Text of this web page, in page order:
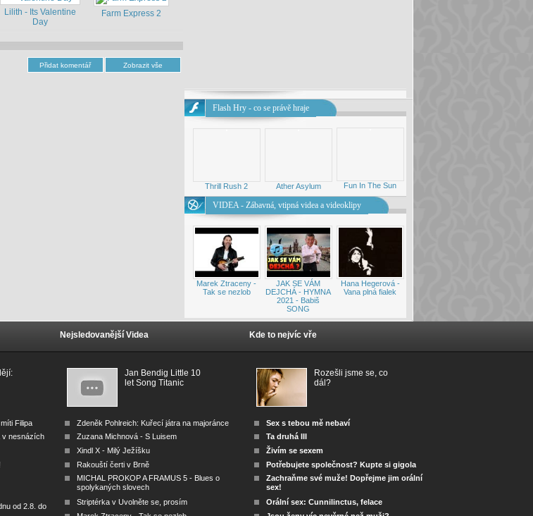
Lilith - Its Valentine
Day
Farm Express 2
Flash Hry - co se právě hraje
Fun In The Sun
Ather Asylum
Thrill Rush 2
VIDEA - Zábavná, vtipná videa a videoklipy
Hana Hegerová -
Vana plná fialek
JAK SE VÁM
DEJCHÁ - HYMNA
2021 - Babiš
SONG
Marek Ztraceny -
Tak se nezlob
Filipa
v nesnázích
od 2.8. do
Nejsledovanější Videa
Jan Bendig Little 10
let Song Titanic
Zdeněk Pohlreich: Kuřecí játra na majoránce
Zuzana Michnová - S Luisem
Xindl X - Milý Ježíšku
Rakouští čerti v Brně
MICHAL PROKOP A FRAMUS 5 - Blues o
spolykaných slovech
Striptérka v Uvolněte se, prosím
Kde to nejvíc vře
Rozešli jsme se, co
dál?
Sex s tebou mě nebaví
Ta druhá III
Živím se sexem
Potřebujete společnost? Kupte si gigola
Zachraňme své muže! Dopřejme jim orální
sex!
Orální sex: Cunnilinctus, felace